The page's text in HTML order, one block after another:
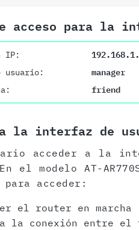
acceso para la
IP:
usuario:
manager
friend
a la interfaz de
acceder a la
el modelo AT-
para acceder:
el router en marcha
la conexión entre